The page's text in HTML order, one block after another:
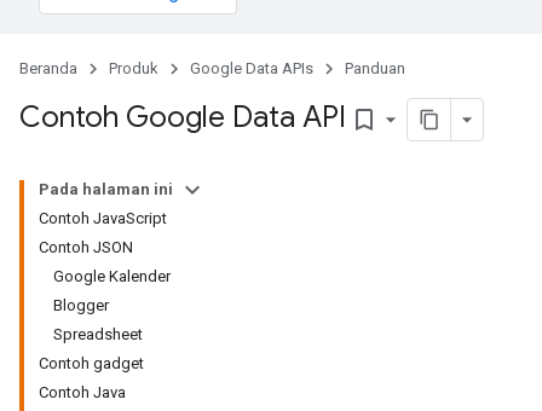
Beranda Produk Google Data APIs Panduan
Contoh Google Data API bookmark_border
Pada halaman ini
Contoh JavaScript
Contoh JSON
Google Kalender
Blogger
Spreadsheet
Contoh gadget
Contoh Java